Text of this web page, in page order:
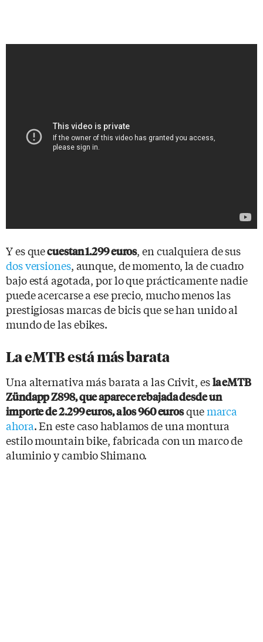
Y es quecuestan 1.299 euros, en cualquiera de sus
dos versiones, aunque, de momento, la de cuadro
bajo está agotada, por lo que prácticamente nadie
puede acercarse a ese precio, mucho menos las
prestigiosas marcas de bicis que se han unido al
mundo de las ebikes.
La eMTB está más barata
Una alternativa más barata a las Crivit, esla eMTB
Zündapp Z898, que aparece rebajada desde un
importe de 2.299 euros, a los 960 eurosquemarca
ahora. En este caso hablamos de una montura
estilo mountain bike, fabricada con un marco de
aluminio y cambio Shimano.